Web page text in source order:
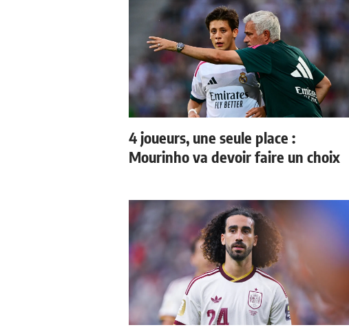
4 joueurs, une seule place :
Mourinho va devoir faire un choix